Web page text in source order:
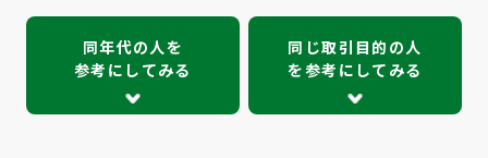
同年代の人を
参考にしてみる
同じ取引目的の人
を参考にしてみる